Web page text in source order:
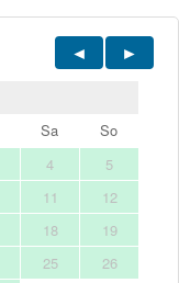
Sa
So
4
5
11
12
18
19
25
26